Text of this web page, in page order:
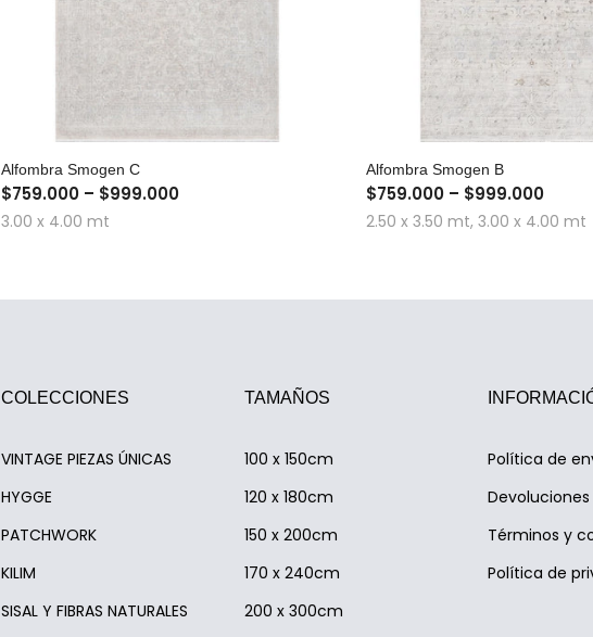
COMPRA RÁPIDA
Alfombra Smogen C
$759.000 – $999.000
3.00 x 4.00 mt
COMPRA RÁPIDA
Alfombra Smogen B
$759.000 – $999.000
2.50 x 3.50 mt, 3.00 x 4.00 mt
COLECCIONES
VINTAGE PIEZAS ÚNICAS
HYGGE
PATCHWORK
KILIM
SISAL Y FIBRAS NATURALES
TAMAÑOS
100 x 150cm
120 x 180cm
150 x 200cm
170 x 240cm
200 x 300cm
Política de
Términos y
Política de